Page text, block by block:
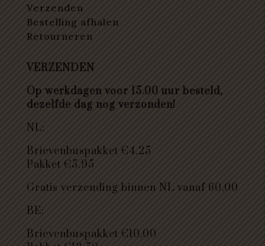
Verzenden
Bestelling afhalen
Retourneren
VERZENDEN
Op werkdagen voor 15.00 uur besteld,
dezelfde dag nog verzonden!
NL:
Brievenbuspakket €4,25
Pakket €5,95
Gratis verzending binnen NL vanaf 60,00
BE:
Brievenbuspakket €10,00